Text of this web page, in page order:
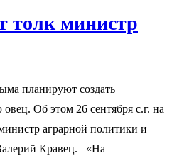
толк министр
планируют создать
Об этом 26 сентября с.г. на
аграрной политики и
Кравец. «На